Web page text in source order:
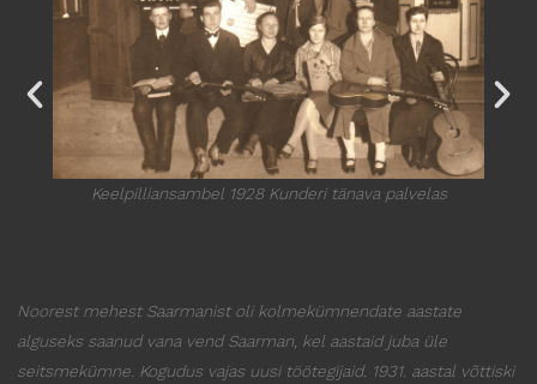
Keelpilliansambel 1928 Kunderi tänava palvelas
Noorest mehest Saarmanist oli kolmekümnendate aastate
alguseks saanud vana vend Saarman, kel aastaid juba üle
seitsmekümne. Kogudus vajas uusi töötegijaid. 1931. aastal võttiski